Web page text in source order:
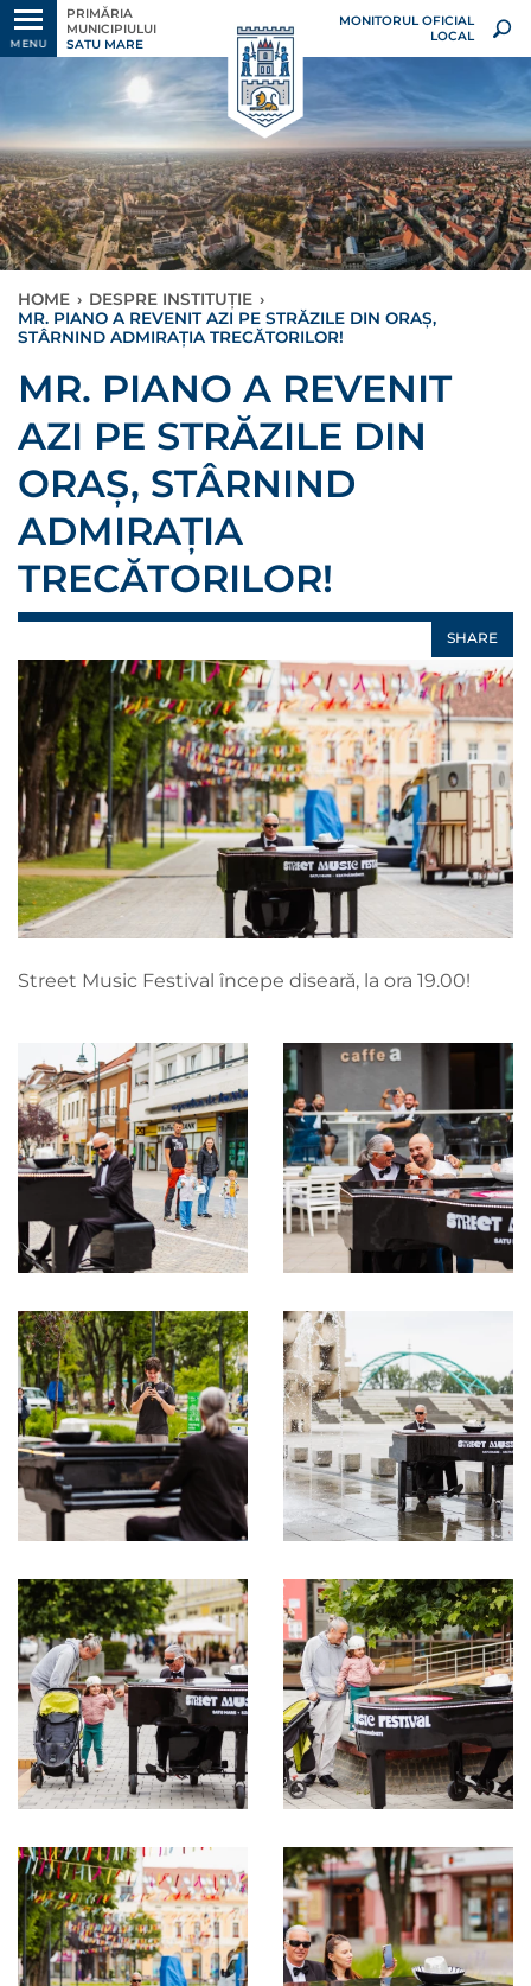
MENU
PRIMĂRIA
MUNICIPIULUI
SATU MARE
MONITORUL OFICIAL
LOCAL
HOME › DESPRE INSTITUȚIE ›
MR. PIANO A REVENIT AZI PE STRĂZILE DIN ORAȘ,
STÂRNIND ADMIRAȚIA TRECĂTORILOR!
MR. PIANO A REVENIT
AZI PE STRĂZILE DIN
ORAȘ, STÂRNIND
ADMIRAȚIA
TRECĂTORILOR!
SHARE
Street Music Festival începe diseară, la ora 19.00!